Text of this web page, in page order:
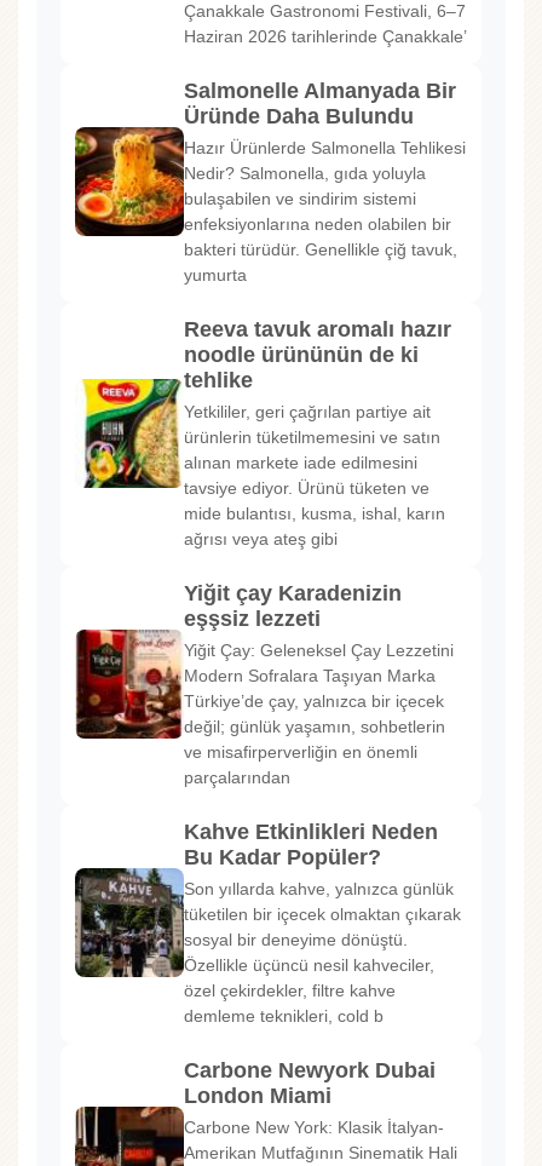
Çanakkale Gastronomi Festivali, 6–7
Haziran 2026 tarihlerinde Çanakkale’
Salmonelle Almanyada Bir
Üründe Daha Bulundu
Hazır Ürünlerde Salmonella Tehlikesi
Nedir? Salmonella, gıda yoluyla
bulaşabilen ve sindirim sistemi
enfeksiyonlarına neden olabilen bir
bakteri türüdür. Genellikle çiğ tavuk,
yumurta
Reeva tavuk aromalı hazır
noodle ürününün de ki
tehlike
Yetkililer, geri çağrılan partiye ait
ürünlerin tüketilmemesini ve satın
alınan markete iade edilmesini
tavsiye ediyor. Ürünü tüketen ve
mide bulantısı, kusma, ishal, karın
ağrısı veya ateş gibi
Yiğit çay Karadenizin
eşşsiz lezzeti
Yiğit Çay: Geleneksel Çay Lezzetini
Modern Sofralara Taşıyan Marka
Türkiye’de çay, yalnızca bir içecek
değil; günlük yaşamın, sohbetlerin
ve misafirperverliğin en önemli
parçalarından
Kahve Etkinlikleri Neden
Bu Kadar Popüler?
Son yıllarda kahve, yalnızca günlük
tüketilen bir içecek olmaktan çıkarak
sosyal bir deneyime dönüştü.
Özellikle üçüncü nesil kahveciler,
özel çekirdekler, filtre kahve
demleme teknikleri, cold b
Carbone Newyork Dubai
London Miami
Carbone New York: Klasik İtalyan-
Amerikan Mutfağının Sinematik Hali